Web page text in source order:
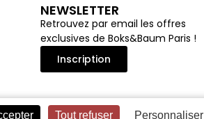
NEWSLETTER
Retrouvez par email les offres
exclusives de Boks&Baum Paris !
Inscription
Tout refuser Personnaliser